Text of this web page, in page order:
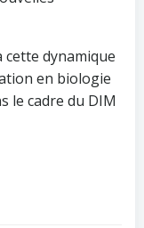
dynamique
en biologie
le cadre du DIM